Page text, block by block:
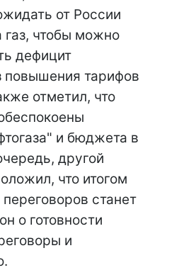
от России
газ, чтобы можно
дефицит
повышения тарифов
отметил, что
и бюджета в
другой
что итогом
станет
о готовности
и